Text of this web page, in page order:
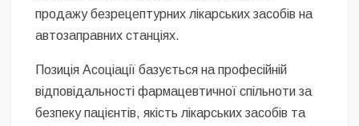
продажу безрецептурних лікарських засобів на
автозаправних станціях.
Позиція Асоціації базується на професійній
відповідальності фармацевтичної спільноти за
безпеку пацієнтів, якість лікарських засобів та